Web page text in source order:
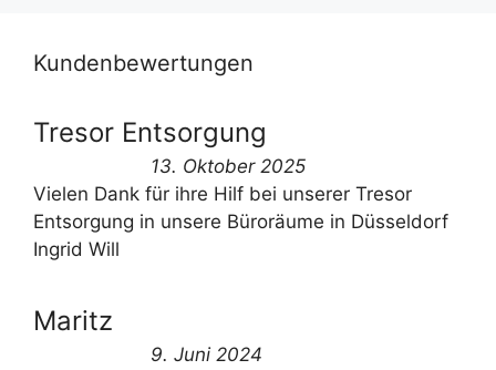
Kundenbewertungen
Tresor Entsorgung
13. Oktober 2025
Vielen Dank für ihre Hilf bei unserer Tresor
Entsorgung in unsere Büroräume in Düsseldorf
Ingrid Will
Maritz
9. Juni 2024